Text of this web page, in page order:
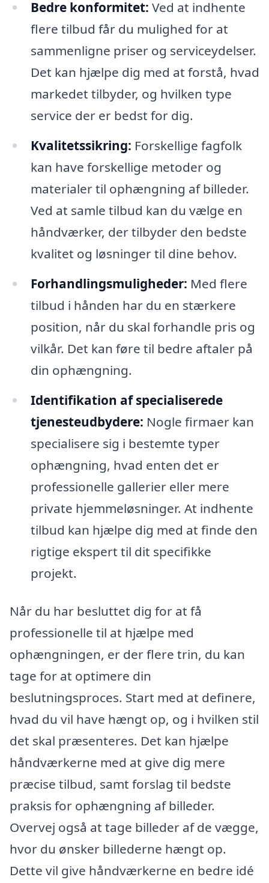
Bedre konformitet: Ved at indhente
flere tilbud får du mulighed for at
sammenligne priser og serviceydelser.
Det kan hjælpe dig med at forstå, hvad
markedet tilbyder, og hvilken type
service der er bedst for dig.
Kvalitetssikring: Forskellige fagfolk
kan have forskellige metoder og
materialer til ophængning af billeder.
Ved at samle tilbud kan du vælge en
håndværker, der tilbyder den bedste
kvalitet og løsninger til dine behov.
Forhandlingsmuligheder: Med flere
tilbud i hånden har du en stærkere
position, når du skal forhandle pris og
vilkår. Det kan føre til bedre aftaler på
din ophængning.
Identifikation af specialiserede
tjenesteudbydere: Nogle firmaer kan
specialisere sig i bestemte typer
ophængning, hvad enten det er
professionelle gallerier eller mere
private hjemmeløsninger. At indhente
tilbud kan hjælpe dig med at finde den
rigtige ekspert til dit specifikke
projekt.
Når du har besluttet dig for at få
professionelle til at hjælpe med
ophængningen, er der flere trin, du kan
tage for at optimere din
beslutningsproces. Start med at definere,
hvad du vil have hængt op, og i hvilken stil
det skal præsenteres. Det kan hjælpe
håndværkerne med at give dig mere
præcise tilbud, samt forslag til bedste
praksis for ophængning af billeder.
Overvej også at tage billeder af de vægge,
hvor du ønsker billederne hængt op.
Dette vil give håndværkerne en bedre idé